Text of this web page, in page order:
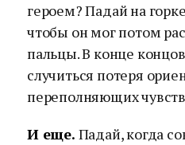
героем? Падай на
чтобы он мог потом
пальцы. В конце
случиться потеря
переполняющих
И еще. Падай, когда